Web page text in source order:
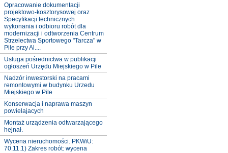
Opracowanie dokumentacji
projektowo-kosztorysowej oraz
Specyfikacji technicznych
wykonania i odbioru robót dla
modernizacji i odtworzenia Centrum
Strzelectwa Sportowego "Tarcza" w
Pile przy Al....
Usługa pośrednictwa w publikacji
ogłoszeń Urzędu Miejskiego w Pile
Nadzór inwestorski na pracami
remontowymi w budynku Urzedu
Miejskiego w Pile
Konserwacja i naprawa maszyn
powielajacych
Montaż urządzenia odtwarzającego
hejnał.
Wycena nieruchomości. PKWiU:
70.11.1) Zakres robót: wycena